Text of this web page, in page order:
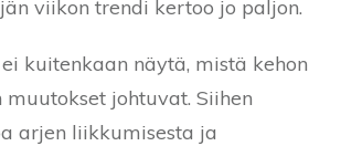
viikon trendi kertoo jo paljon.
kuitenkaan näytä, mistä kehon
muutokset johtuvat. Siihen
arjen liikkumisesta ja